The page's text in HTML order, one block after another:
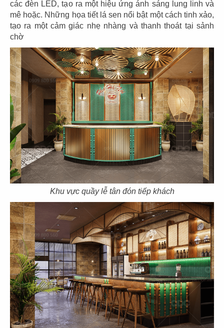
các đèn LED, tạo ra một hiệu ứng ánh sáng lung linh và
mê hoặc. Những họa tiết lá sen nổi bật một cách tinh xảo,
tạo ra một cảm giác nhẹ nhàng và thanh thoát tại sảnh
chờ
Khu vực quầy lễ tân đón tiếp khách
35
TAKO
Văn phòng
36
IMV
Văn phòng
37
WRAPIOUS
38
BEL OFFICE
Văn phòng
39
ELMICH OFFICE
Văn phòng
40
TANABE
Văn phòng